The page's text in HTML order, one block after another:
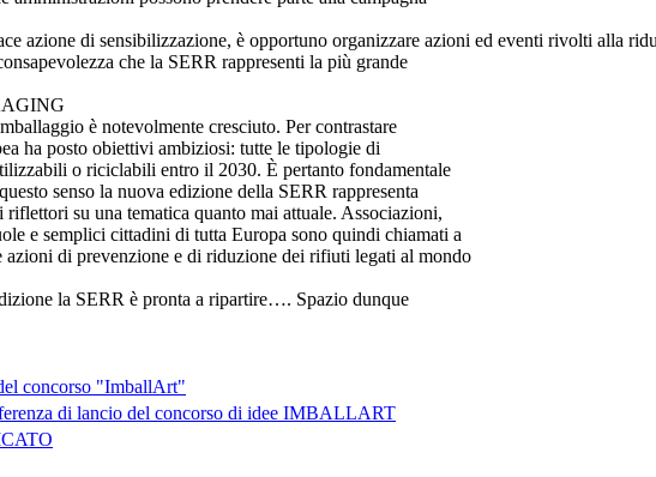
azione di sensibilizzazione, è opportuno organizzare azioni ed eventi rivolti alla
che la SERR rappresenti la più grande
è notevolmente cresciuto. Per contrastare
ha posto obiettivi ambiziosi: tutte le tipologie di
o riciclabili entro il 2030. È pertanto fondamentale
senso la nuova edizione della SERR rappresenta
riflettori su una tematica quanto mai attuale. Associazioni,
e semplici cittadini di tutta Europa sono quindi chiamati a
azioni di prevenzione e di riduzione dei rifiuti legati al mondo
la SERR è pronta a ripartire…. Spazio dunque
concorso "ImballArt"
di lancio del concorso di idee IMBALLART